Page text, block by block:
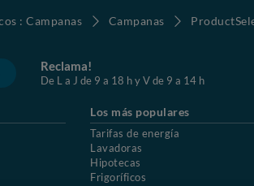
: Campanas Campanas
Reclama!
De L a J de 9 a 18 h y V de 9 a 14 h
Los más populares
Tarifas de energía
Lavadoras
Hipotecas
Frigoríficos